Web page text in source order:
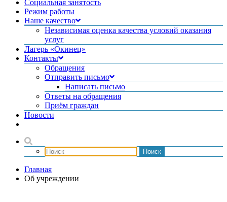
Социальная занятость
Режим работы
Наше качество
Независимая оценка качества условий оказания
услуг
Лагерь «Окинец»
Контакты
Обращения
Отправить письмо
Написать письмо
Ответы на обращения
Приём граждан
Новости
Главная
Об учреждении